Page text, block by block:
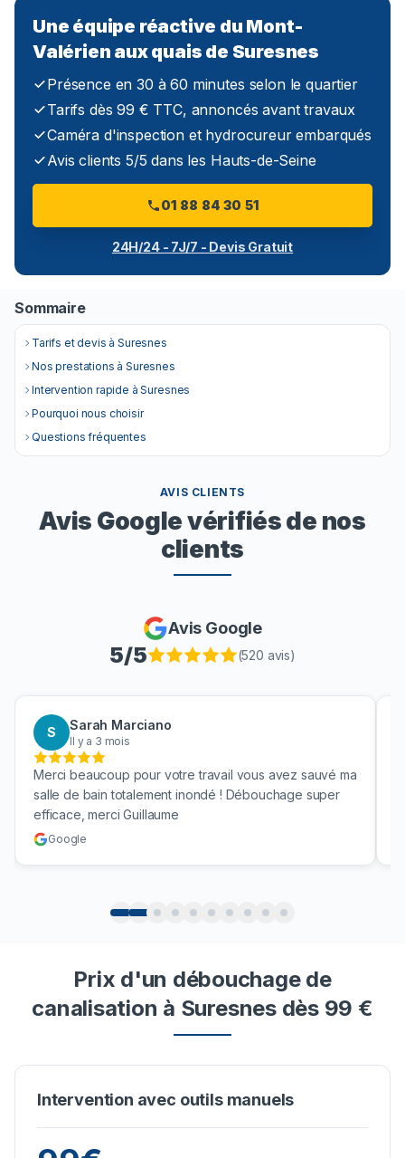
Une équipe réactive du Mont-
Valérien aux quais de Suresnes
Présence en 30 à 60 minutes selon le quartier
Tarifs dès 99 € TTC, annoncés avant travaux
Caméra d'inspection et hydrocureur embarqués
Avis clients 5/5 dans les Hauts-de-Seine
01 88 84 30 51
24H/24 - 7J/7 - Devis Gratuit
Sommaire
Tarifs et devis à Suresnes
Nos prestations à Suresnes
Intervention rapide à Suresnes
Pourquoi nous choisir
Questions fréquentes
AVIS CLIENTS
Avis Google vérifiés de nos
clients
Avis Google
5/5 (520 avis)
S Sarah Marciano
Il y a 3 mois
Merci beaucoup pour votre travail vous avez sauvé ma
salle de bain totalement inondé ! Débouchage super
efficace, merci Guillaume
Google
Prix d'un débouchage de
canalisation à Suresnes dès 99 €
Intervention avec outils manuels